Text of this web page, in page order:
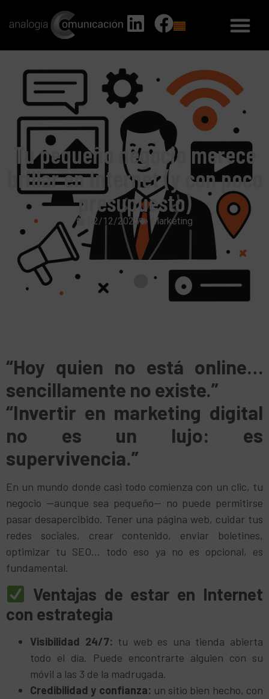
Tu pequeño negocio merece
brillar en Internet (y con poco
presupuesto)
02/12/2025 Marketing
“Hoy quien no está online…
sencillamente no existe.”
“Invertir en marketing digital
no es un lujo: es
supervivencia.”
En un mundo donde casi todo comienza con un clic, tu
negocio —aunque sea pequeño— no puede permitirse
pasar desapercibido. Tener una página web, cuidar tus
redes sociales, crear contenido, enviar boletines,
optimizar tu SEO… todo eso ya no es opcional, es
fundamental.
Ventajas de estar en Internet
con estrategia
Visibilidad 24/7: tu web es una tienda abierta
todo el día. Puede encontrarte alguien con su
móvil a las 3 de la madrugada.
Credibilidad y confianza: un sitio bien hecho, con